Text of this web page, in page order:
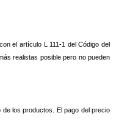
el artículo L 111-1 del Código del
realistas posible pero no pueden
los productos. El pago del precio